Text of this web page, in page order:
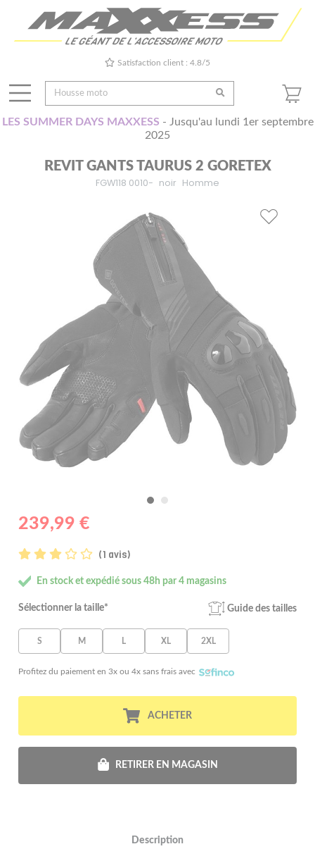
Satisfaction client : 4.8/5
LES SUMMER DAYS MAXXESS - Jusqu'au lundi 1er septembre
2025
REVIT GANTS TAURUS 2 GORETEX
FGW118 0010- noir Homme
239,99 €
(1 avis)
En stock et expédié sous 48h par 4 magasins
Sélectionner la taille* Guide des tailles
S M L XL 2XL
Profitez du paiement en 3x ou 4x sans frais avec
ACHETER
RETIRER EN MAGASIN
Description